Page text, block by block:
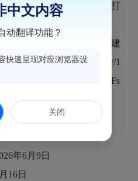
区住建局审核报考资格→打
员需自行登录“福州市建
印电子证书，网址：http://1
5月18日至20日
年6月9日
16日
中文内容
动翻译功能？
快速呈现对应浏览器设
关闭